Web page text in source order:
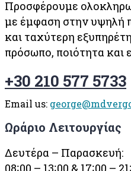
Προσφέρουμε
με έμφαση στην υψηλή
και ταχύτερη
πρόσωπο, ποιότητα και
+30 210 577 5733
Email us:
Ωράριο Λειτουργίας
Δευτέρα – Παρασκευή: